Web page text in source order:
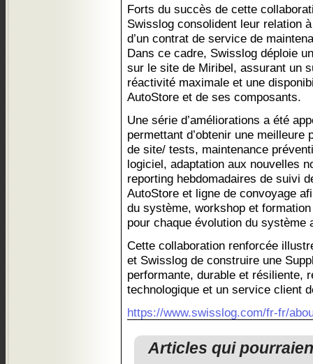
Forts du succès de cette
Swisslog consolident leur relation
d’un contrat de service de
Dans ce cadre, Swisslog déploie
sur le site de Miribel, assurant un
réactivité maximale et une
AutoStore et de ses composants.
Une série d’améliorations a été
permettant d’obtenir une
de site/ tests, maintenance
logiciel, adaptation aux nouvelles
reporting hebdomadaires de suivi
AutoStore et ligne de convoyage
du système, workshop et
pour chaque évolution du système
Cette collaboration renforcée
et Swisslog de construire une
performante, durable et résiliente,
technologique et un service client
https://www.swisslog.com/fr-fr/
Articles qui